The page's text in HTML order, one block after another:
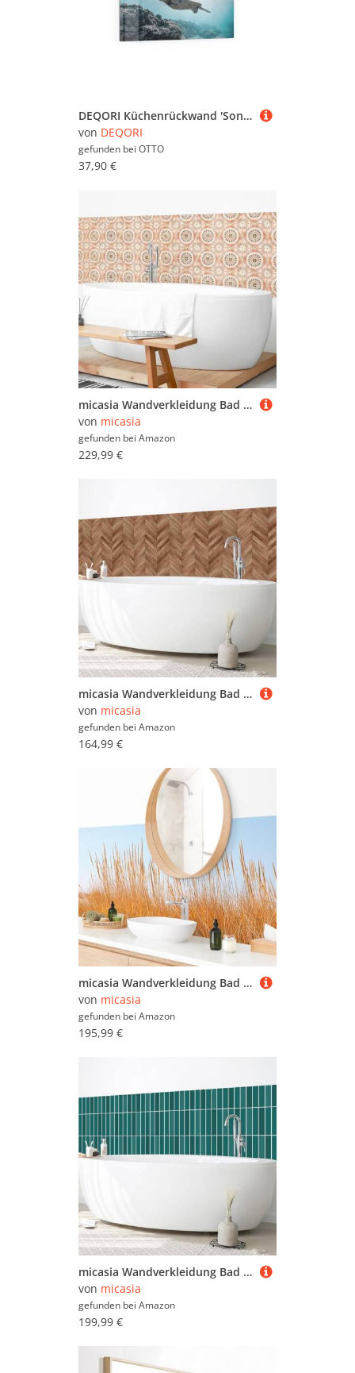
DEQORI Küchenrückwand 'Sonnenstrahlen Segler', Glas Spritzschutz Badrückwand Herdblende
von DEQORI
gefunden bei OTTO
37,90 €
micasia Wandverkleidung Bad selbstklebend wasserfest mit Motiv fugenlos Wandpaneel - made in Germany - Design Hartfolie matt orange Badrückwand Fliesenoptik Vintage statt Fliesen 1439-P (350x70cm)
von micasia
gefunden bei Amazon
229,99 €
micasia Wandverkleidung Bad selbstklebend wasserfest mit Motiv fugenlos Wandpaneel - made in Germany - Design Hartfolie matt braun Badrückwand Holzoptik statt Fliesen 1313 (400x50cm)
von micasia
gefunden bei Amazon
164,99 €
micasia Wandverkleidung Bad selbstklebend wasserfest Strand fugenlos Wandpaneel - made in Germany - Design Hartfolie matt gelb Badrückwand Maritim statt Fliesen 1081-P (280x80cm)
von micasia
gefunden bei Amazon
195,99 €
micasia Wandverkleidung Bad selbstklebend wasserfest mit Motiv fugenlos Wandpaneel - made in Germany - Design Hartfolie matt petrol Badrückwand Fliesenoptik Unifarben statt Fliesen 1425 (300x90cm)
von micasia
gefunden bei Amazon
199,99 €